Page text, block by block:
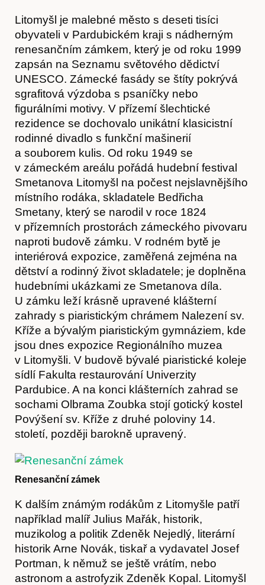
Litomyšl je malebné město s deseti tisíci
obyvateli v Pardubickém kraji s nádherným
renesančním zámkem, který je od roku 1999
zapsán na Seznamu světového dědictví
UNESCO. Zámecké fasády se štíty pokrývá
sgrafitová výzdoba s psaníčky nebo
figurálními motivy. V přízemí šlechtické
rezidence se dochovalo unikátní klasicistní
rodinné divadlo s funkční mašinerií
a souborem kulis. Od roku 1949 se
v zámeckém areálu pořádá hudební festival
Smetanova Litomyšl na počest nejslavnějšího
místního rodáka, skladatele Bedřicha
Smetany, který se narodil v roce 1824
v přízemních prostorách zámeckého pivovaru
naproti budově zámku. V rodném bytě je
interiérová expozice, zaměřená zejména na
dětství a rodinný život skladatele; je doplněna
hudebními ukázkami ze Smetanova díla.
U zámku leží krásně upravené klášterní
zahrady s piaristickým chrámem Nalezení sv.
Kříže a bývalým piaristickým gymnáziem, kde
jsou dnes expozice Regionálního muzea
v Litomyšli. V budově bývalé piaristické koleje
sídlí Fakulta restaurování Univerzity
Pardubice. A na konci klášterních zahrad se
sochami Olbrama Zoubka stojí gotický kostel
Povýšení sv. Kříže z druhé poloviny 14.
století, později barokně upravený.
Renesanční zámek
K dalším známým rodákům z Litomyšle patří
například malíř Julius Mařák, historik,
muzikolog a politik Zdeněk Nejedlý, literární
historik Arne Novák, tiskař a vydavatel Josef
Portman, k němuž se ještě vrátím, nebo
astronom a astrofyzik Zdeněk Kopal. Litomyšl